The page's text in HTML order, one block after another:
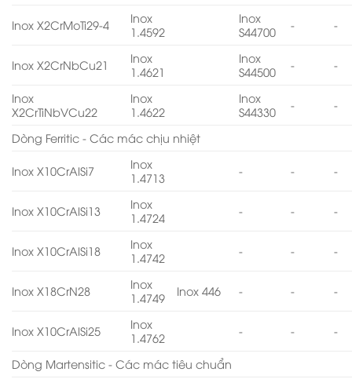
Inox X2CrMoTi29-4
Inox
1.4592
Inox
S44700
- -
Inox X2CrNbCu21
Inox
1.4621
Inox
S44500
- -
Inox
X2CrTiNbVCu22
Inox
1.4622
Inox
S44330
- -
Dòng Ferritic - Các mác chịu nhiệt
Inox X10CrAlSi7
Inox
1.4713
- - -
Inox X10CrAlSi13
Inox
1.4724
- - -
Inox X10CrAlSi18
Inox
1.4742
- - -
Inox X18CrN28
Inox
1.4749
Inox 446 - - -
Inox X10CrAlSi25
Inox
1.4762
- - -
Dòng Martensitic - Các mác tiêu chuẩn